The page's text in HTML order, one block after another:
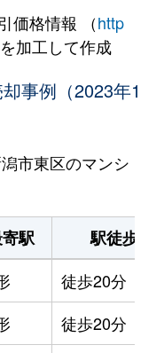
価格情報 （http
加工して作成
事例（2023年1
市東区のマンシ
駅
駅徒歩
徒歩20分
徒歩20分